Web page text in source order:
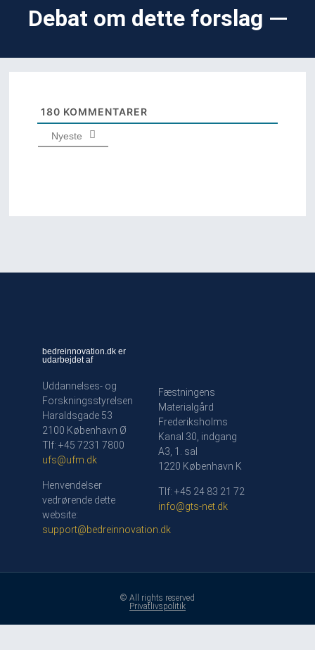
Debat om dette forslag
180 KOMMENTARER
Nyeste
bedreinnovation.dk er
udarbejdet af
Uddannelses- og
Forskningsstyrelsen
Haraldsgade 53
2100 København Ø
Tlf: +45 7231 7800
ufs@ufm.dk
Henvendelser
vedrørende dette
website:
support@bedreinnovation.dk
Fæstningens
Materialgård
Frederiksholms
Kanal 30, indgang
A3, 1. sal
1220 København K
Tlf: +45 24 83 21 72
info@gts-net.dk
© All rights reserved
Privatlivspolitik